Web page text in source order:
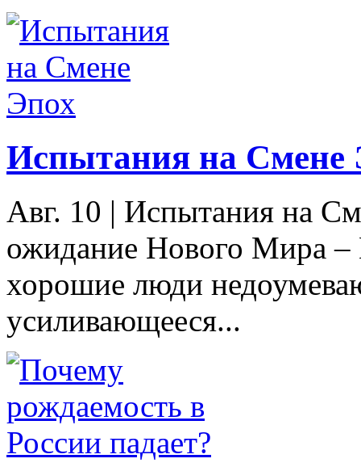
Испытания на Смене
Авг. 10 | Испытания на
ожидание Нового Мира
хорошие люди
усиливающееся...